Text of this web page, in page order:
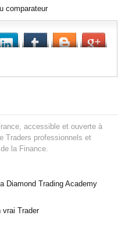
comparateur
accessible et ouverte à
Traders professionnels et
la Finance.
Diamond Trading Academy
vrai Trader